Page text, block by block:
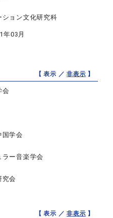
ョン文化研究科
年03月
【 表示 ／非表示 】
会
国学会
ラー音楽学会
究会
【 表示 ／非表示 】